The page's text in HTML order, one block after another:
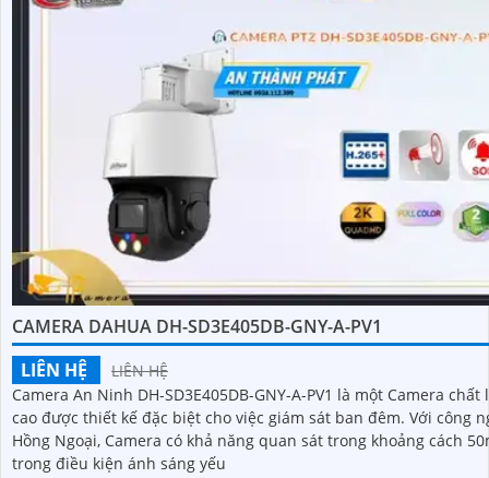
CAMERA DAHUA DH-SD3E405DB-GNY-A-PV1
LIÊN HỆ
LIÊN HỆ
Camera An Ninh DH-SD3E405DB-GNY-A-PV1 là một Camera chất
cao được thiết kế đặc biệt cho việc giám sát ban đêm. Với công nghệ
Hồng Ngoại, Camera có khả năng quan sát trong khoảng cách
trong điều kiện ánh sáng yếu